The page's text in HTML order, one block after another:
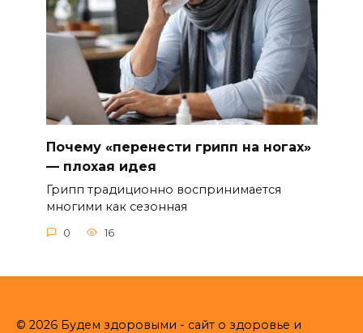
Почему «перенести грипп на ногах»
— плохая идея
Грипп традиционно воспринимается
многими как сезонная
0 16
© 2026 Будем здоровыми - сайт о здоровье и